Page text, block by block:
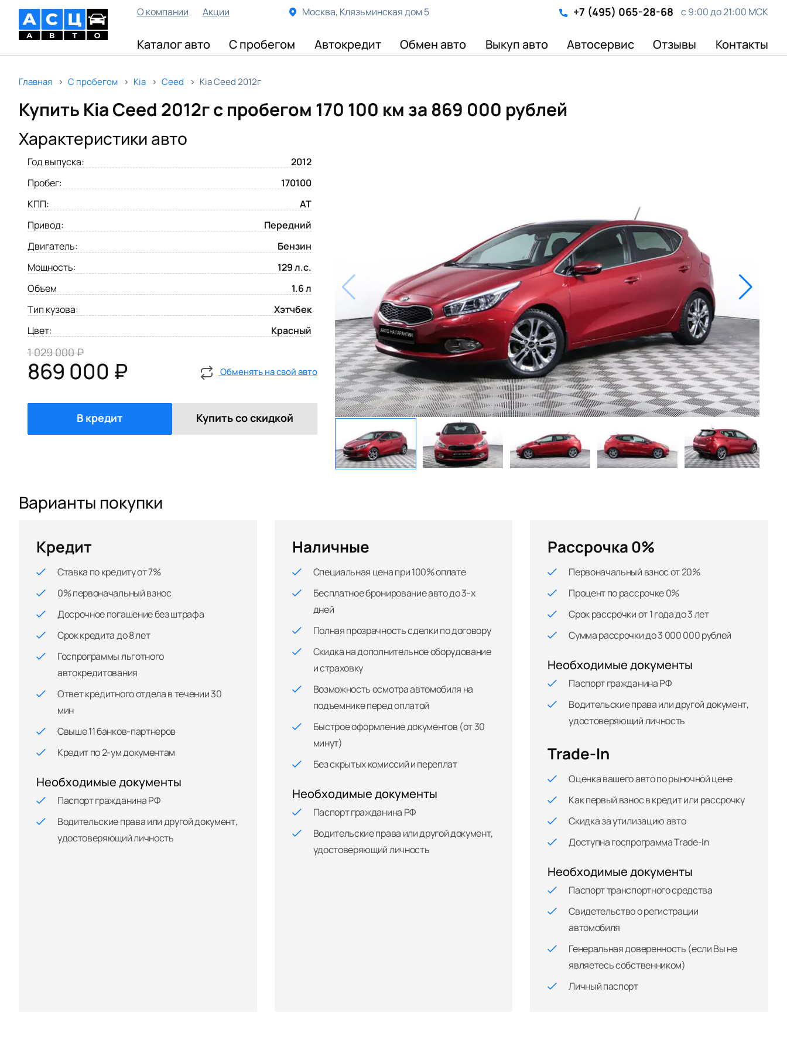
О компании Акции Москва, Клязьминская дом 5 +7 (495) 065-28-68 с 9:00 до 21:00 МСК
Каталог авто С пробегом Автокредит Обмен авто Выкуп авто Автосервис Отзывы Контакты
Главная С пробегом Kia Ceed Kia Ceed 2012г
Купить Kia Ceed 2012г с пробегом 170 100 км за 869 000 рублей
Характеристики авто
Год выпуска:
2012
Пробег:
170100
КПП:
AT
Привод:
Передний
Двигатель:
Бензин
Мощность:
129 л.с.
Объем
1.6 л
Тип кузова:
Хэтчбек
Цвет:
Красный
1 029 000 ₽
869 000 ₽ Обменять на свой авто
В кредит Купить со скидкой
Варианты покупки
Кредит
Ставка по кредиту от 7%
0% первоначальный взнос
Досрочное погашение без штрафа
Срок кредита до 8 лет
Госпрограммы льготного
автокредитования
Ответ кредитного отдела в течении 30
мин
Свыше 11 банков-партнеров
Кредит по 2-ум документам
Необходимые документы
Паспорт гражданина РФ
Водительские права или другой документ,
удостоверяющий личность
Наличные
Специальная цена при 100% оплате
Бесплатное бронирование авто до 3-х
дней
Полная прозрачность сделки по договору
Скидка на дополнительное оборудование
и страховку
Возможность осмотра автомобиля на
подъемнике перед оплатой
Быстрое оформление документов (от 30
минут)
Без скрытых комиссий и переплат
Необходимые документы
Паспорт гражданина РФ
Водительские права или другой документ,
удостоверяющий личность
Рассрочка 0%
Первоначальный взнос от 20%
Процент по рассрочке 0%
Срок рассрочки от 1 года до 3 лет
Сумма рассрочки до 3 000 000 рублей
Необходимые документы
Паспорт гражданина РФ
Водительские права или другой документ,
удостоверяющий личность
Trade-In
Оценка вашего авто по рыночной цене
Как первый взнос в кредит или рассрочку
Скидка за утилизацию авто
Доступна госпрограмма Trade-In
Необходимые документы
Паспорт транспортного средства
Свидетельство о регистрации
автомобиля
Генеральная доверенность (если Вы не
являетесь собственником)
Личный паспорт